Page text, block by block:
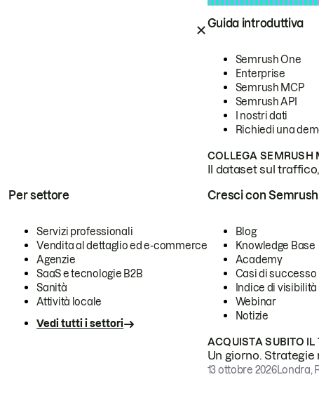
Guida introduttiva
Semrush One
Enterprise
Semrush MCP
Semrush API
I nostri dati
Richiedi una
COLLEGA SEMRUSH
Il dataset sul
Per settore
Servizi professionali
Vendita al dettaglio ed e-commerce
Agenzie
SaaS e tecnologie B2B
Sanità
Attività locale
Vedi tutti i settori
Cresci con Semrush
Blog
Knowledge Base
Academy
Casi di successo
Indice di visibilità
Webinar
Notizie
ACQUISTA SUBITO IL
Un giorno.
13 ottobre 2026Londra,